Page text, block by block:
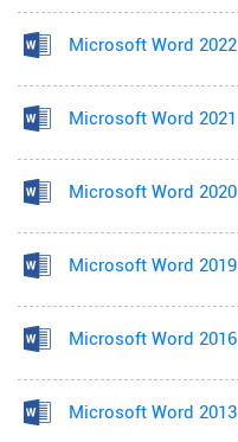
Microsoft Word 2022
Microsoft Word 2021
Microsoft Word 2020
Microsoft Word 2019
Microsoft Word 2016
Microsoft Word 2013